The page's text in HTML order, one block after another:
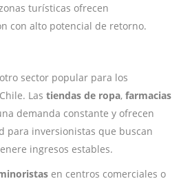
turísticas ofrecen
con alto potencial de retorno.
sector popular para los
Las tiendas de ropa, farmacias
demanda constante y ofrecen
para inversionistas que buscan
ingresos estables.
en centros comerciales o